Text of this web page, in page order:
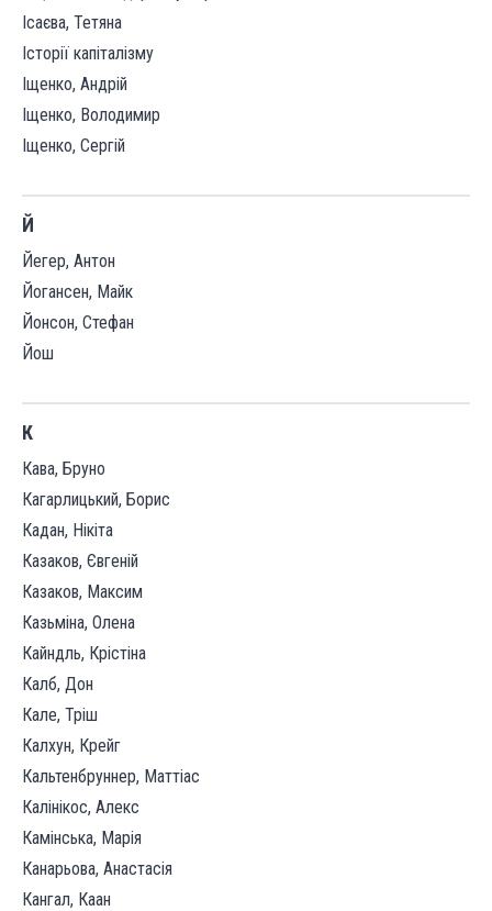
Ісаєва, Тетяна
Історії капіталізму
Іщенко, Андрій
Іщенко, Володимир
Іщенко, Сергій
Й
Йегер, Антон
Йогансен, Майк
Йонсон, Стефан
Йош
К
Кава, Бруно
Кагарлицький, Борис
Кадан, Нікіта
Казаков, Євгеній
Казаков, Максим
Казьміна, Олена
Кайндль, Крістіна
Калб, Дон
Кале, Тріш
Калхун, Крейг
Кальтенбруннер, Маттіас
Калінікос, Алекс
Камінська, Марія
Канарьова, Анастасія
Кангал, Каан